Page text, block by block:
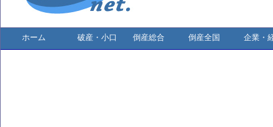
ホーム 破産・小口 倒産総合 倒産全国 企業・